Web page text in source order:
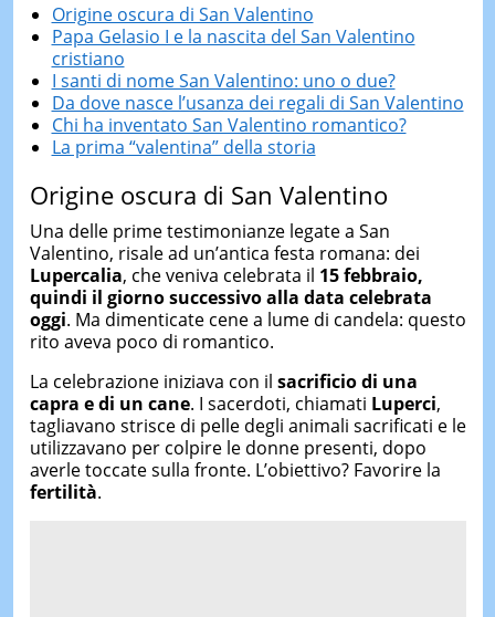
Origine oscura di San Valentino
Papa Gelasio I e la nascita del San Valentino
cristiano
I santi di nome San Valentino: uno o due?
Da dove nasce l’usanza dei regali di San Valentino
Chi ha inventato San Valentino romantico?
La prima “valentina” della storia
Origine oscura di San Valentino
Una delle prime testimonianze legate a San
Valentino, risale ad un’antica festa romana: dei
Lupercalia, che veniva celebrata il 15 febbraio,
quindi il giorno successivo alla data celebrata
oggi. Ma dimenticate cene a lume di candela: questo
rito aveva poco di romantico.
La celebrazione iniziava con il sacrificio di una
capra e di un cane. I sacerdoti, chiamati Luperci,
tagliavano strisce di pelle degli animali sacrificati e le
utilizzavano per colpire le donne presenti, dopo
averle toccate sulla fronte. L’obiettivo? Favorire la
fertilità.